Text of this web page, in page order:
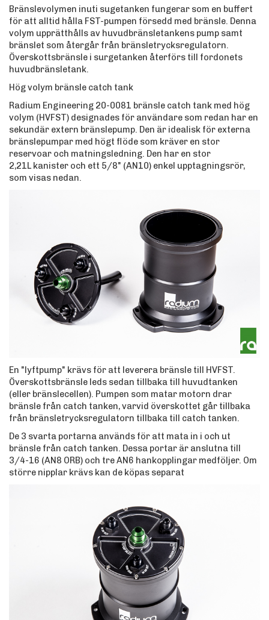
Bränslevolymen inuti sugetanken fungerar som en buffert
för att alltid hålla FST-pumpen försedd med bränsle. Denna
volym upprätthålls av huvudbränsletankens pump samt
bränslet som återgår från bränsletrycksregulatorn.
Överskottsbränsle i surgetanken återförs till fordonets
huvudbränsletank.
Hög volym bränsle catch tank
Radium Engineering 20-0081 bränsle catch tank med hög
volym (HVFST) designades för användare som redan har en
sekundär extern bränslepump. Den är idealisk för externa
bränslepumpar med högt flöde som kräver en stor
reservoar och matningsledning. Den har en stor
2,21L kanister och ett 5/8" (AN10) enkel upptagningsrör,
som visas nedan.
En "lyftpump" krävs för att leverera bränsle till HVFST.
Överskottsbränsle leds sedan tillbaka till huvudtanken
(eller bränslecellen). Pumpen som matar motorn drar
bränsle från catch tanken, varvid överskottet går tillbaka
från bränsletrycksregulatorn tillbaka till catch tanken.
De 3 svarta portarna används för att mata in i och ut
bränsle från catch tanken. Dessa portar är anslutna till
3/4-16 (AN8 ORB) och tre AN6 hankopplingar medföljer. Om
större nipplar krävs kan de köpas separat